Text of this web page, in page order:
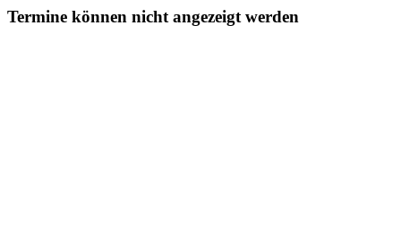
Termine können nicht angezeigt werden